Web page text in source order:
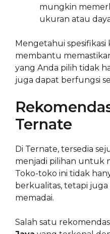
mungkin
ukuran atau
Mengetahui spesifikasi
membantu
yang Anda pilih tidak
juga dapat berfungsi
Ternate
Di Ternate, tersedia
menjadi pilihan untuk
Toko-toko ini tidak
berkualitas, tetapi
memadai.
Salah satu